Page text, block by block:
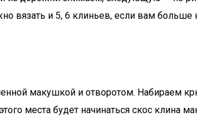
вязать и 5, 6 клиньев, если вам больше
макушкой и отворотом. Набираем
места будет начинаться скос клина